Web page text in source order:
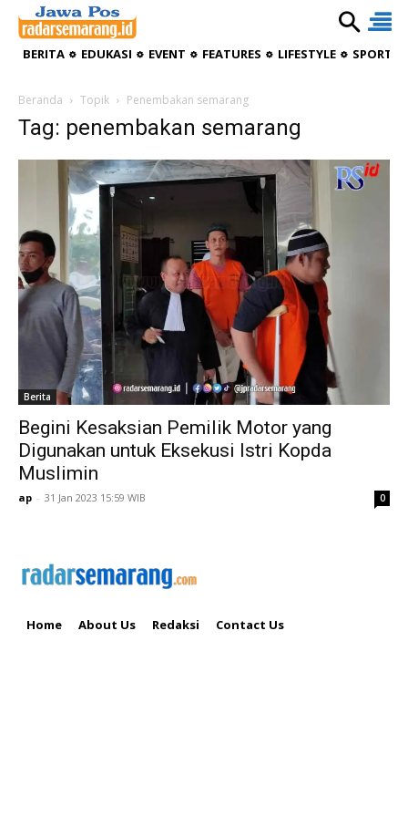
BERITA EDUKASI EVENT FEATURES LIFESTYLE
Beranda Topik Penembakan semarang
Tag: penembakan semarang
Berita
Begini Kesaksian Pemilik Motor yang
Digunakan untuk Eksekusi Istri Kopda
Muslimin
ap - 31 Jan 2023 15:59 WIB 0
Home About Us Redaksi Contact Us